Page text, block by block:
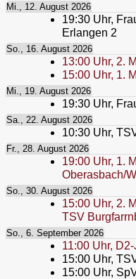
Mi., 12. August 2026
19:30 Uhr,
Erlangen 2
So., 16. August 2026
13:00 Uhr, 2.
15:00 Uhr, 1.
Mi., 19. August 2026
19:30 Uhr,
Sa., 22. August 2026
10:30 Uhr,
Fr., 28. August 2026
19:00 Uhr, 1.
Oberasbach/
So., 30. August 2026
15:00 Uhr, 2.
TSV
So., 6. September 2026
11:00 Uhr,
15:00 Uhr,
15:00 Uhr,